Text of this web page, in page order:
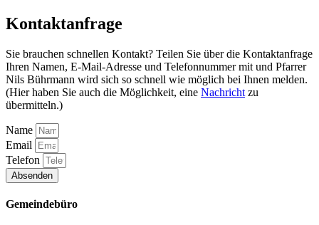
Kontaktanfrage
Sie brauchen schnellen Kontakt? Teilen Sie über die Kontaktanfrage
Ihren Namen, E-Mail-Adresse und Telefonnummer mit und Pfarrer
Nils Bührmann wird sich so schnell wie möglich bei Ihnen melden.
(Hier haben Sie auch die Möglichkeit, eine Nachricht zu
übermitteln.)
Name
Email
Telefon
Absenden
Gemeindebüro